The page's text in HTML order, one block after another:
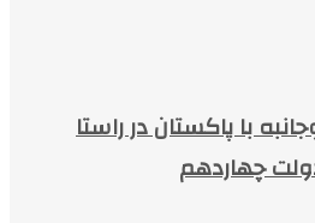
با پاکستان در راستا
چهاردهم